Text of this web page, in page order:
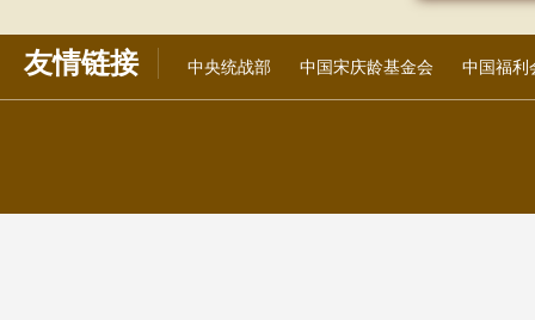
友情链接 中央统战部 中国宋庆龄基金会 中国福利